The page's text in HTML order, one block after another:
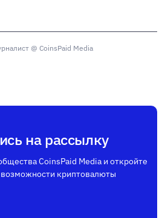
@ CoinsPaid Media
на рассылку
CoinsPaid Media и откройте
криптовалюты